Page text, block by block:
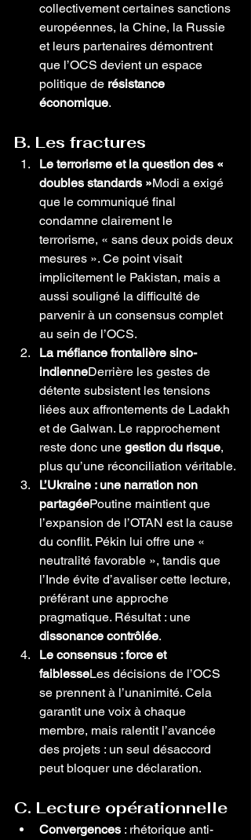
collectivement certaines sanctions
européennes, la Chine, la Russie
et leurs partenaires démontrent
que l’OCS devient un espace
politique de résistance
économique.
B. Les fractures
Le terrorisme et la question des «
doubles standards »Modi a exigé
que le communiqué final
condamne clairement le
terrorisme, « sans deux poids deux
mesures ». Ce point visait
implicitement le Pakistan, mais a
aussi souligné la difficulté de
parvenir à un consensus complet
au sein de l’OCS.
La méfiance frontalière sino-
indienneDerrière les gestes de
détente subsistent les tensions
liées aux affrontements de Ladakh
et de Galwan. Le rapprochement
reste donc une gestion du risque,
plus qu’une réconciliation véritable.
L’Ukraine : une narration non
partagéePoutine maintient que
l’expansion de l’OTAN est la cause
du conflit. Pékin lui offre une «
neutralité favorable », tandis que
l’Inde évite d’avaliser cette lecture,
préférant une approche
pragmatique. Résultat : une
dissonance contrôlée.
Le consensus : force et
faiblesseLes décisions de l’OCS
se prennent à l’unanimité. Cela
garantit une voix à chaque
membre, mais ralentit l’avancée
des projets : un seul désaccord
peut bloquer une déclaration.
C. Lecture opérationnelle
Convergences : rhétorique anti-